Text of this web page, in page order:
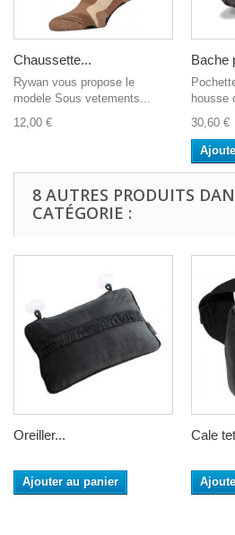
Chaussette...
Rywan vous propose le
modele Sous vetements...
12,00 €
Bache
housse
30,60 €
8 AUTRES PRODUITS
CATÉGORIE :
Oreiller...
Ajouter au panier
Cale